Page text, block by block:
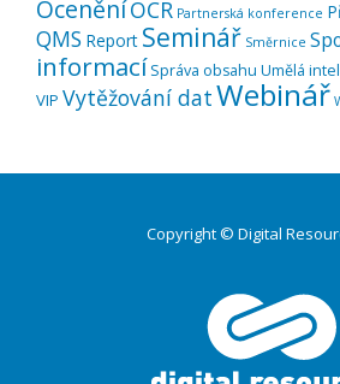
OceněníOCR Partnerská konference
QMS Report Seminář Směrnice
informací Správa obsahu Umělá
VIP Vytěžování datWebinář
Copyright © Digital